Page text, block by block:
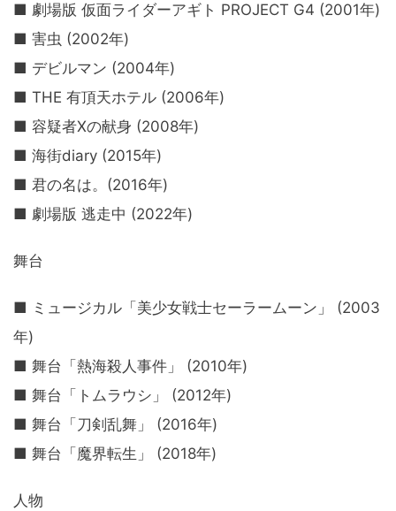
■ 劇場版 仮面ライダーアギト PROJECT G4 (2001年)
■ 害虫 (2002年)
■ デビルマン (2004年)
■ THE 有頂天ホテル (2006年)
■ 容疑者Xの献身 (2008年)
■ 海街diary (2015年)
■ 君の名は。(2016年)
■ 劇場版 逃走中 (2022年)
舞台
■ ミュージカル「美少女戦士セーラームーン」 (2003
年)
■ 舞台「熱海殺人事件」 (2010年)
■ 舞台「トムラウシ」 (2012年)
■ 舞台「刀剣乱舞」 (2016年)
■ 舞台「魔界転生」 (2018年)
人物